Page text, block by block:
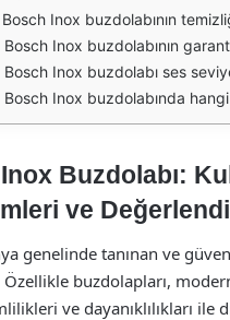
Inox buzdolabının
Inox buzdolabının garanti
Inox buzdolabı ses
Bosch Inox buzdolabında hangi
Buzdolabı:
ve
genelinde tanınan ve
Özellikle buzdolapları,
ve dayanıklılıkları ile